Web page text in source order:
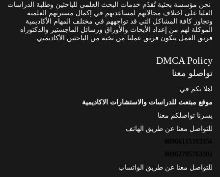
نحن مؤسسة بحثية تُقدّم خدمات البحث العلمي للباحثين وطلبة الدراسات
العليا على اختلاف مجالاتهم لمساعدتهم في إكمال مسيرتهم العلمية
وتجاوز كافة المشاكل التي قد تواجههم في مختلف المهام الأكاديمية
الموكلة لهم من إعداد الأبحاث والأوراق ورسائل الماجستير والدكتوراه
فريق العمل يتكون فريق عملنا من نخبة من الباحثين الأكاديميي.
DMCA Policy
تواصلو معنا
اهلا بكم في
موقع مبتعث للدراسات والاستشارات الاكاديمية
يسرنا تواصلكم معنا
للتواصل معنا عن طريق الهاتف
00966115103356
00962795763302
للتواصل معنا عن طريق الواتساب